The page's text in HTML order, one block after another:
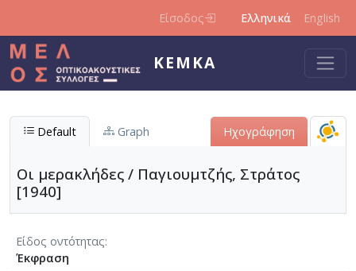
Είσοδος Ελληνικά English
ΚΕΜΚΑ
Default Graph Ηχογράφηση
Οι μερακλήδες / Παγιουμτζής, Στράτος
[1940]
Είδος οντότητας
Έκφραση